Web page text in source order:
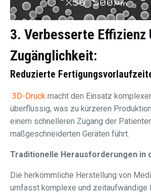
3. Verbesserte Effizienz
Zugänglichkeit:
Reduzierte
3D-Druck macht den Einsatz
überflüssig, was zu kürzeren
einem schnelleren Zugang der
maßgeschneiderten Geräten führt.
Traditionelle Herausforderungen in
Die herkömmliche Herstellung von
umfasst komplexe und